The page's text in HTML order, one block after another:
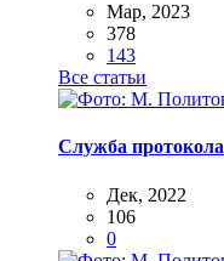
Мар, 2023
378
143
Все статьи
Служба протокола
Дек, 2022
106
0